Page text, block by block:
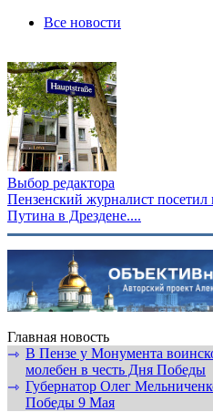
Все новости
Выбор редактора
Пензенский журналист
Путина в Дрездене....
Главная новость
⇾ В Пензе у Монумента
молебен в честь Дня Победы
⇾ Губернатор Олег
Победы 9 Мая